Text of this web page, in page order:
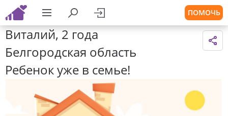
ПОМОЧЬ
Виталий, 2 года
Белгородская область
Ребенок уже в семье!